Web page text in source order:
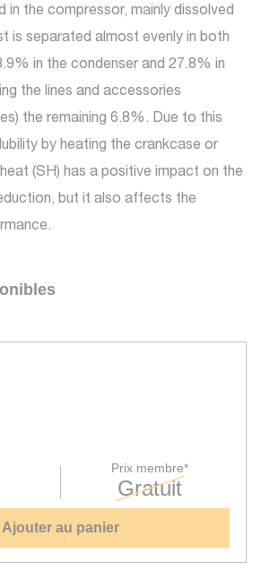
in the compressor, mainly dissolved
is separated almost evenly in both
in the condenser and 27.8% in
the lines and accessories
the remaining 6.8%. Due to this
by heating the crankcase or
(SH) has a positive impact on the
but it also affects the
Prix membre*
Gratuit
Ajouter au panier